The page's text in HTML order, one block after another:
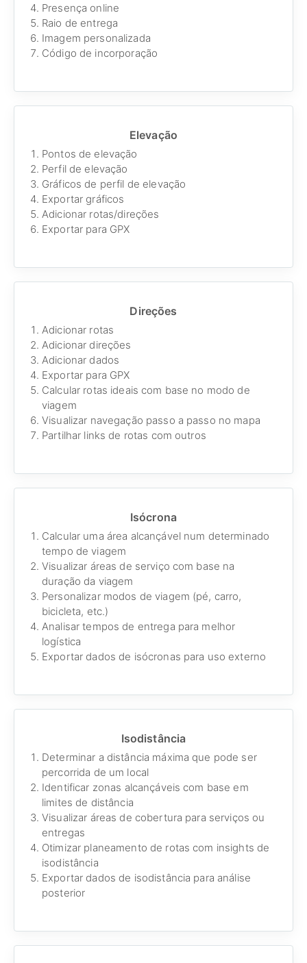
Presença online
Raio de entrega
Imagem personalizada
Código de incorporação
Elevação
Pontos de elevação
Perfil de elevação
Gráficos de perfil de elevação
Exportar gráficos
Adicionar rotas/direções
Exportar para GPX
Direções
Adicionar rotas
Adicionar direções
Adicionar dados
Exportar para GPX
Calcular rotas ideais com base no modo de
viagem
Visualizar navegação passo a passo no mapa
Partilhar links de rotas com outros
Isócrona
Calcular uma área alcançável num determinado
tempo de viagem
Visualizar áreas de serviço com base na
duração da viagem
Personalizar modos de viagem (pé, carro,
bicicleta, etc.)
Analisar tempos de entrega para melhor
logística
Exportar dados de isócronas para uso externo
Isodistância
Determinar a distância máxima que pode ser
percorrida de um local
Identificar zonas alcançáveis com base em
limites de distância
Visualizar áreas de cobertura para serviços ou
entregas
Otimizar planeamento de rotas com insights de
isodistância
Exportar dados de isodistância para análise
posterior